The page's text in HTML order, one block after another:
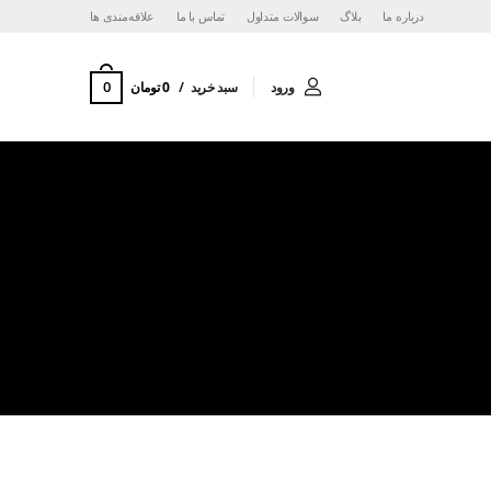
درباره ما بلاگ سوالات متداول تماس با ما ‌علاقه‌مندی ها
ورود سبد خرید 0 تومان 0